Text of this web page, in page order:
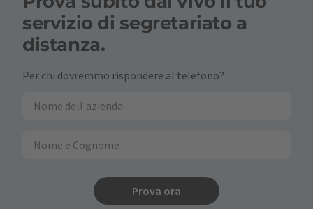
servizio di segretariato a
distanza.
Per chi dovremmo rispondere al telefono?
Prova ora